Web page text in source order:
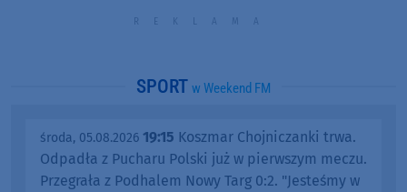
SPORT w Weekend FM
środa, 05.08.2026 19:15 Koszmar Chojniczanki trwa.
Odpadła z Pucharu Polski już w pierwszym meczu.
Przegrała z Podhalem Nowy Targ 0:2. "Jesteśmy w